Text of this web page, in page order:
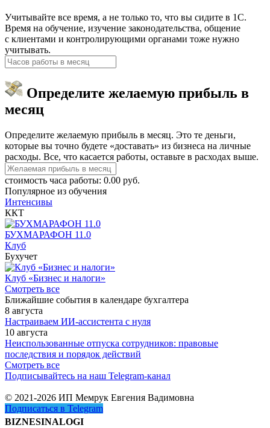
Учитывайте все время, а не только то, что вы сидите в 1С.
Время на обучение, изучение законодательства, общение
с клиентами и контролирующими органами тоже нужно
учитывать.
Определите желаемую прибыль в
месяц
Определите желаемую прибыль в месяц. Это те деньги,
которые вы точно будете «доставать» из бизнеса на личные
расходы. Все, что касается работы, оставьте в расходах выше.
стоимость часа работы: 0.00 руб.
Популярное из обучения
Интенсивы
ККТ
БУХМАРАФОН 11.0
Клуб
Бухучет
Клуб «Бизнес и налоги»
Смотреть все
Ближайшие события в календаре бухгалтера
8 августа
Настраиваем ИИ-ассистента с нуля
10 августа
Неиспользованные отпуска сотрудников: правовые
последствия и порядок действий
Смотреть все
Подписывайтесь на наш Telegram-канал
© 2021-2026 ИП Мемрук Евгения Вадимовна
Подписаться в Telegram
BIZNESINALOGI